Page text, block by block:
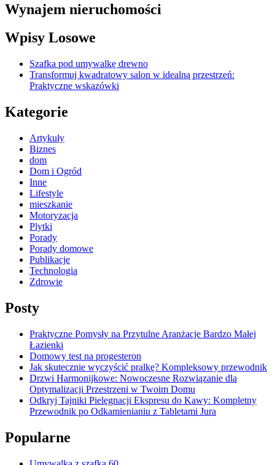
Wynajem nieruchomości
Wpisy Losowe
Szafka pod umywalkę drewno
Transformuj kwadratowy salon w idealną przestrzeń:
Praktyczne wskazówki
Kategorie
Artykuły
Biznes
dom
Dom i Ogród
Inne
Lifestyle
mieszkanie
Motoryzacja
Plytki
Porady
Porady domowe
Publikacje
Technologia
Zdrowie
Posty
Praktyczne Pomysły na Przytulne Aranżacje Bardzo Małej
Łazienki
Domowy test na progesteron
Jak skutecznie wyczyścić pralkę? Kompleksowy przewodnik
Drzwi Harmonijkowe: Nowoczesne Rozwiązanie dla
Optymalizacji Przestrzeni w Twoim Domu
Odkryj Tajniki Pielęgnacji Ekspresu do Kawy: Kompletny
Przewodnik po Odkamienianiu z Tabletami Jura
Popularne